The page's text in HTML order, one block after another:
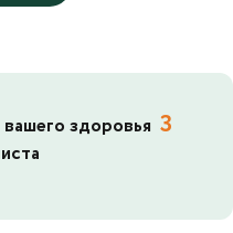
здоровья 3